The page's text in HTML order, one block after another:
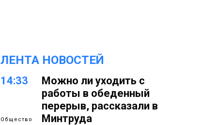
ЛЕНТА НОВОСТЕЙ
14:33
Общество
Можно ли уходить с
работы в обеденный
перерыв, рассказали в
Минтруда